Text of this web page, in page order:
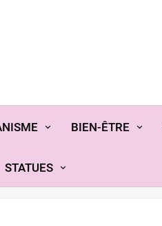
BIEN-ÊTRE
STATUES